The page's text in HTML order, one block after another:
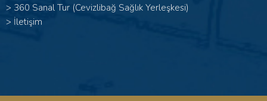
> 360 Sanal Tur (Cevizlibağ Sağlık Yerleşkesi)
> İletişim